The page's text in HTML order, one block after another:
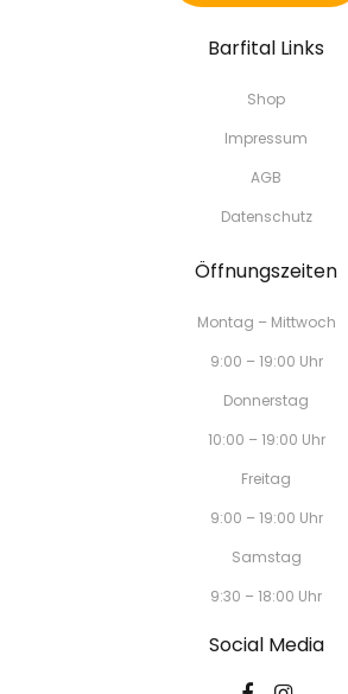
Barfital Links
Shop
Impressum
AGB
Datenschutz
Öffnungszeiten
Montag – Mittwoch
9:00 – 19:00 Uhr
Donnerstag
10:00 – 19:00 Uhr
Freitag
9:00 – 19:00 Uhr
Samstag
9:30 – 18:00 Uhr
Social Media